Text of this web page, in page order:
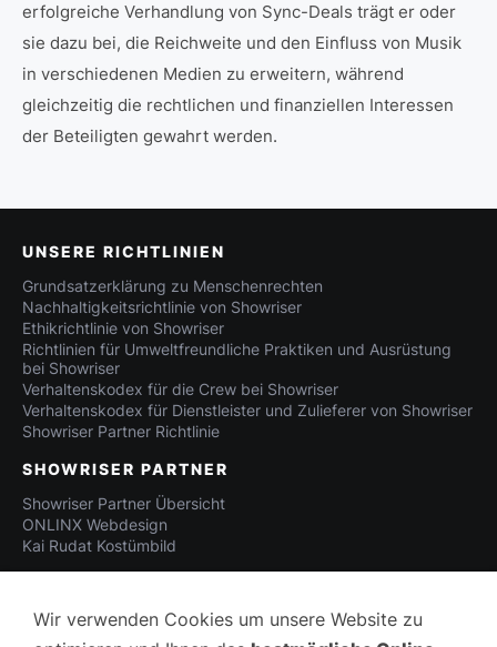
erfolgreiche Verhandlung von Sync-Deals trägt er oder
sie dazu bei, die Reichweite und den Einfluss von Musik
in verschiedenen Medien zu erweitern, während
gleichzeitig die rechtlichen und finanziellen Interessen
der Beteiligten gewahrt werden.
UNSERE RICHTLINIEN
Grundsatzerklärung zu Menschenrechten
Nachhaltigkeitsrichtlinie von Showriser
Ethikrichtlinie von Showriser
Richtlinien für Umweltfreundliche Praktiken und Ausrüstung
bei Showriser
Verhaltenskodex für die Crew bei Showriser
Verhaltenskodex für Dienstleister und Zulieferer von Showriser
Showriser Partner Richtlinie
SHOWRISER PARTNER
Showriser Partner Übersicht
ONLINX Webdesign
Kai Rudat Kostümbild
Wir verwenden Cookies um unsere Website zu